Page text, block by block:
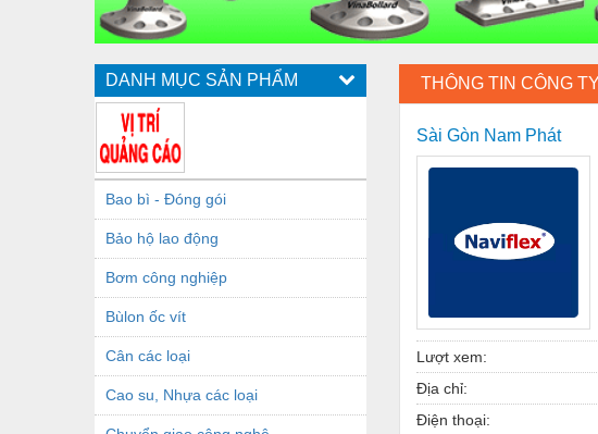
DANH MỤC SẢN PHẨM
Bao bì - Đóng gói
Bảo hộ lao động
Bơm công nghiệp
Bùlon ốc vít
Cân các loại
Cao su, Nhựa các loại
THÔNG TIN CÔNG TY
Sài Gòn Nam Phát
Lượt xem:
Địa chỉ:
Điện thoại: